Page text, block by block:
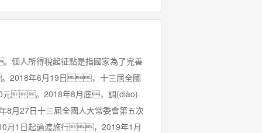
個人所得稅起征點是指國家為了完善
2018年6月19日，十三屆全國
元。2018年8月底，調(diào)
27日十三屆全國人大常委會第五次
月1日起過渡施行，2019年1月